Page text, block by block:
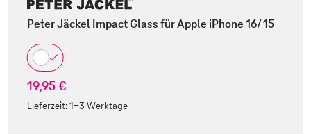
Peter Jäckel Impact Glass für Apple iPhone 16/ 15
19,95 €
Lieferzeit:1-3 Werktage